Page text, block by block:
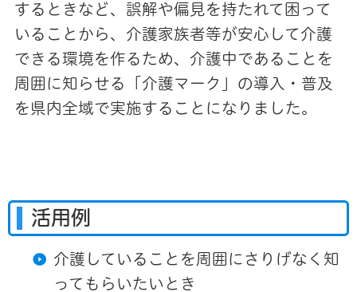
するときなど、誤解や偏見を持たれて困って
いることから、介護家族者等が安心して介護
できる環境を作るため、介護中であることを
周囲に知らせる「介護マーク」の導入・普及
を県内全域で実施することになりました。
活用例
介護していることを周囲にさりげなく知
ってもらいたいとき